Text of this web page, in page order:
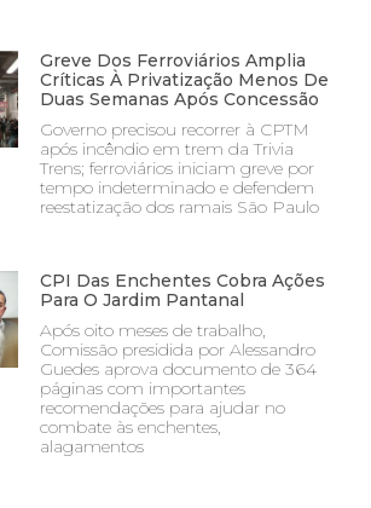
Greve Dos Ferroviários Amplia
Críticas À Privatização Menos De
Duas Semanas Após Concessão
Governo precisou recorrer à CPTM
após incêndio em trem da Trivia
Trens; ferroviários iniciam greve por
tempo indeterminado e defendem
reestatização dos ramais São Paulo
CPI Das Enchentes Cobra Ações
Para O Jardim Pantanal
Após oito meses de trabalho,
Comissão presidida por Alessandro
Guedes aprova documento de 364
páginas com importantes
recomendações para ajudar no
combate às enchentes,
alagamentos